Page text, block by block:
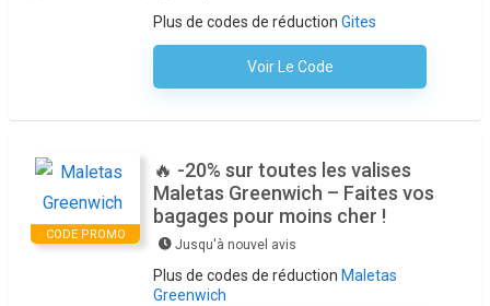
Plus de codes de réduction Gites
Voir Le Code
Aucun Code N'est Nécessaire
CODE PROMO
🔥 -20% sur toutes les valises
Maletas Greenwich – Faites vos
bagages pour moins cher !
Jusqu'à nouvel avis
Plus de codes de réduction Maletas
Greenwich